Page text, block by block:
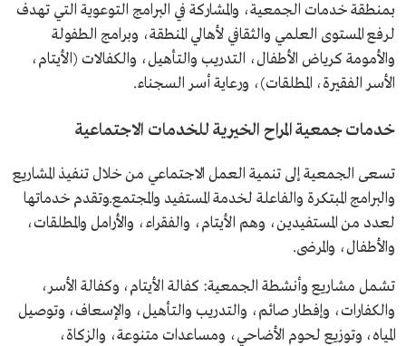
بمنطقة خدمات الجمعية، والمشاركة في البرامج التوعوية التي تهدف
لرفع المستوى العلمي والثقافي لأهالي المنطقة، وبرامج الطفولة
والأمومة كرياض الأطفال، التدريب والتأهيل، والكفالات (الأيتام،
الأسر الفقيرة، المطلقات)، ورعاية أسر السجناء.
خدمات جمعية المراح الخيرية للخدمات الاجتماعية
تسعى الجمعية إلى تنمية العمل الاجتماعي من خلال تنفيذ المشاريع
والبرامج المبتكرة والفاعلة لخدمة المستفيد والمجتمع.وتقدم خدماتها
لعدد من المستفيدين، وهم الأيتام، والفقراء، والأرامل والمطلقات،
والأطفال، والمرضى.
تشمل مشاريع وأنشطة الجمعية: كفالة الأيتام، وكفالة الأسر،
والكفارات، وإفطار صائم، والتدريب والتأهيل، والإسعاف، وتوصيل
المياه، وتوزيع لحوم الأضاحي، ومساعدات متنوعة، والزكاة،